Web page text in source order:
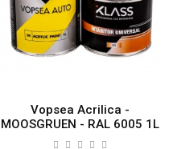
Vopsea Acrilica -
MOOSGRUEN - RAL 6005 1L
KLASS